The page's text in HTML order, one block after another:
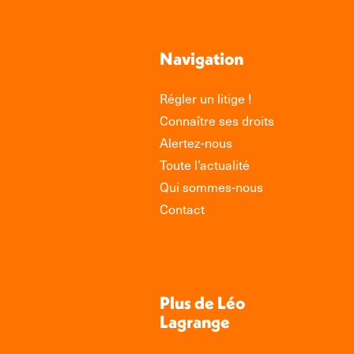
Navigation
Régler un litige !
Connaître ses droits
Alertez-nous
Toute l’actualité
Qui sommes-nous
Contact
Plus de Léo
Lagrange